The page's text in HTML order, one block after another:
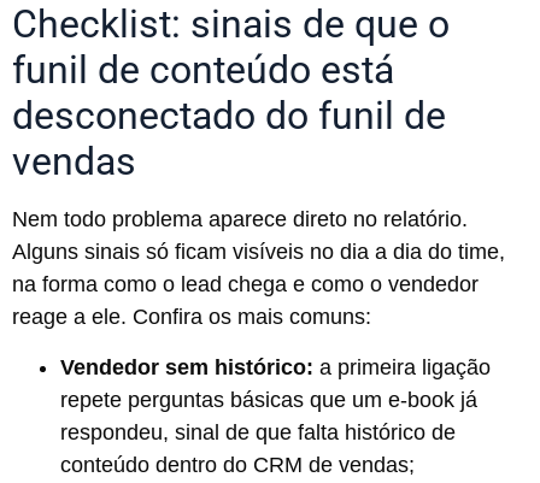
Checklist: sinais de que o
funil de conteúdo está
desconectado do funil de
vendas
Nem todo problema aparece direto no relatório.
Alguns sinais só ficam visíveis no dia a dia do time,
na forma como o lead chega e como o vendedor
reage a ele. Confira os mais comuns:
Vendedor sem histórico: a primeira ligação
repete perguntas básicas que um e-book já
respondeu, sinal de que falta histórico de
conteúdo dentro do CRM de vendas;